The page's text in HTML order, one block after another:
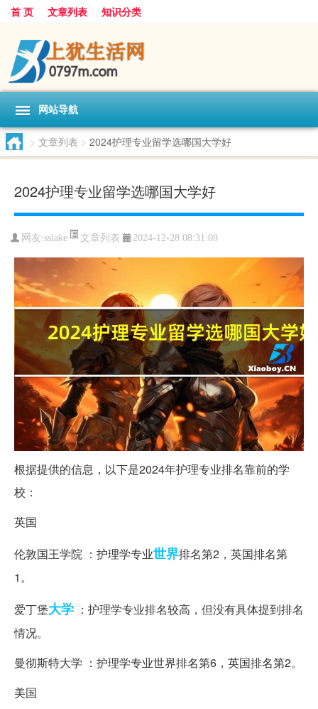
首 页 文章列表 知识分类
网站导航
> 文章列表 > 2024护理专业留学选哪国大学好
2024护理专业留学选哪国大学好
网友:sslake 文章列表 2024-12-28 08:31:08
根据提供的信息，以下是2024年护理专业排名靠前的学
校：
英国
伦敦国王学院 ：护理学专业世界排名第2，英国排名第
1。
爱丁堡大学 ：护理学专业排名较高，但没有具体提到排名
情况。
曼彻斯特大学 ：护理学专业世界排名第6，英国排名第2。
美国